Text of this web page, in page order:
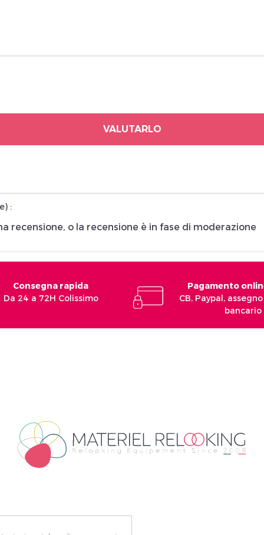
VALUTARLO
) :
o la recensione è in fase di moderazione
Consegna rapida
Da 24 a 72H Colissimo
Pagamento
CB, Paypal,
bancario